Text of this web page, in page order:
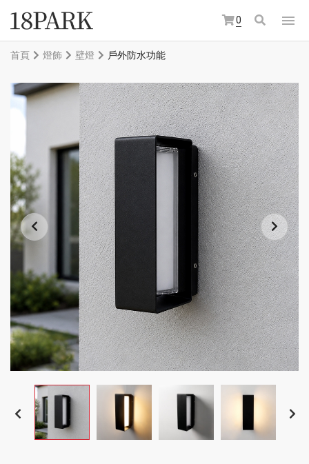
0
首頁 燈飾 壁燈 戶外防水功能